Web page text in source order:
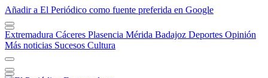
Añadir a El Periódico como fuente preferida en Google
Extremadura Cáceres Plasencia Mérida Badajoz Deportes Opinión
Más noticias Sucesos Cultura